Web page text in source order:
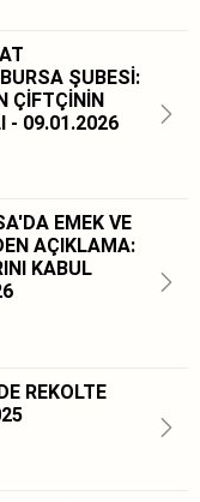
ŞUBESİ:
ÇİFTÇİNİN
- 09.01.2026
EMEK VE
AÇIKLAMA:
KABUL
REKOLTE